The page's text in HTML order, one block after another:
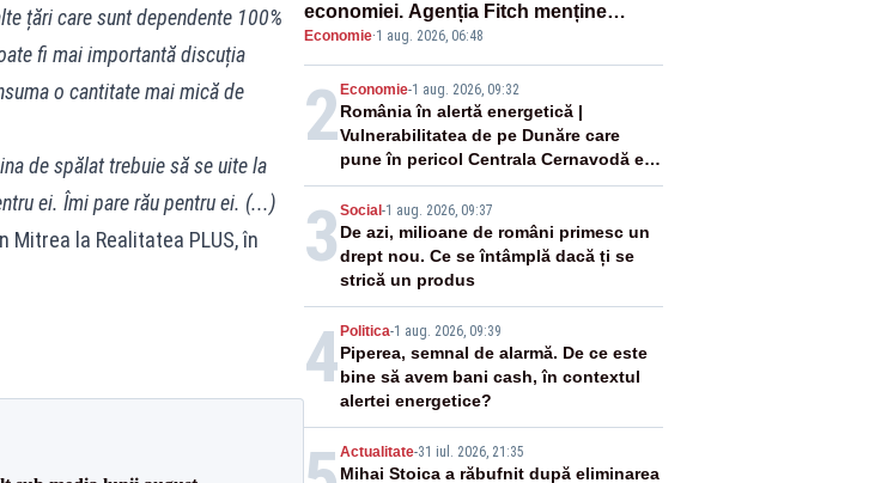
țări care sunt dependente 100%
fi mai importantă discuția
o cantitate mai mică de
de spălat trebuie să se uite la
ei. Îmi pare rău pentru ei. (...)
Mitrea la Realitatea PLUS, în
economiei. Agenția Fitch menține
ratingul „BBB-” cu perspectivă
negativă
Economie·1 aug. 2026, 06:48
2 Economie-1 aug. 2026, 09:32
România în alertă energetică |
Vulnerabilitatea de pe Dunăre care
pune în pericol Centrala Cernavodă era
cunoscută de pe vremea lui Ceaușescu
3 Social -1 aug. 2026, 09:37
De azi, milioane de români primesc un
drept nou. Ce se întâmplă dacă ți se
strică un produs
4 Politica-1 aug. 2026, 09:39
Piperea, semnal de alarmă. De ce este
bine să avem bani cash, în contextul
alertei energetice?
Actualitate-31 iul. 2026, 21:35
Mihai Stoica a răbufnit după eliminarea